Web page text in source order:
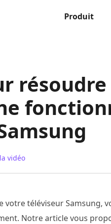
Produit
résoudre
vidéo
votre téléviseur Samsung,
Notre article vous